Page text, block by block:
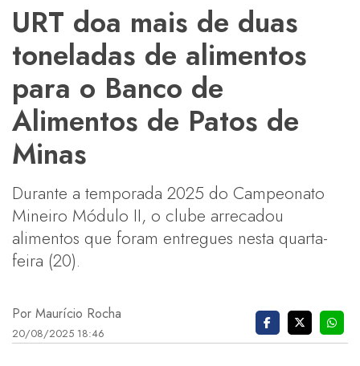
URT doa mais de duas
toneladas de alimentos
para o Banco de
Alimentos de Patos de
Minas
Durante a temporada 2025 do Campeonato
Mineiro Módulo II, o clube arrecadou
alimentos que foram entregues nesta quarta-
feira (20).
Por Maurício Rocha
20/08/2025 18:46